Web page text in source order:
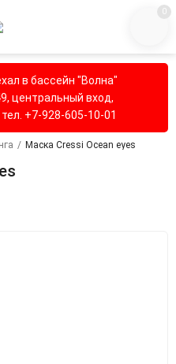
0
в бассейн "Волна"
центральный вход,
+7-928-605-10-01
/ Маска Cressi Ocean eyes